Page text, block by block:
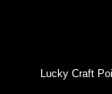
Lucky Craft